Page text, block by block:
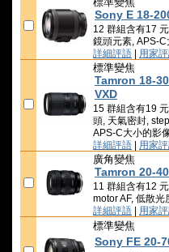
Sony E 18-
12 群組含有17
鏡頭元素, APS-
詳細評語 用家
標準變焦
Tamron 18-
VXD
15 群組含有19
頭, 天氣密封,
APS-C大小的影
詳細評語 用家
廣角變焦
Tamron 20-
11 群組含有12
motor AF, 低散光
詳細評語 用家
標準變焦
Sony FE 20-